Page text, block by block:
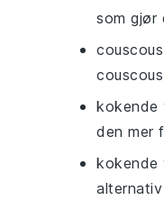
som gjør
couscous
kokende
den mer
kokende